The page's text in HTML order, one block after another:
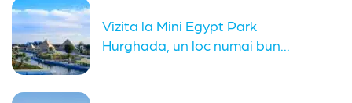
Vizita la Mini Egypt Park
Hurghada, un loc numai bun...